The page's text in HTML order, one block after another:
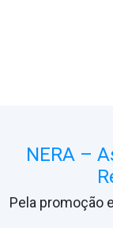
NERA –
Pela promoção